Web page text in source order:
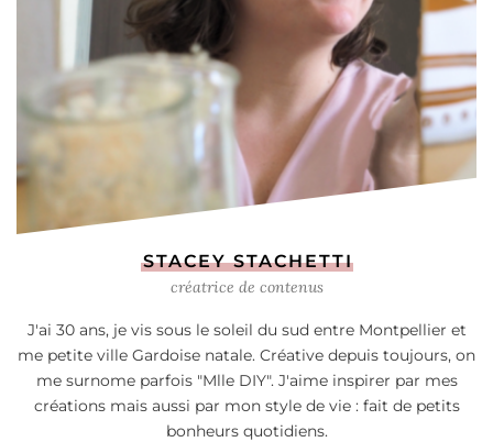
STACEY STACHETTI
créatrice de contenus
J'ai 30 ans, je vis sous le soleil du sud entre Montpellier et
me petite ville Gardoise natale. Créative depuis toujours, on
me surnome parfois "Mlle DIY". J'aime inspirer par mes
créations mais aussi par mon style de vie : fait de petits
bonheurs quotidiens.